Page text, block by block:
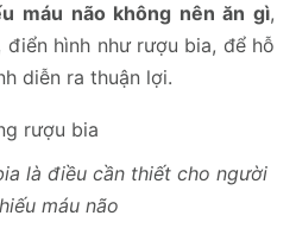
máu não không nên ăn gì,
hình như rượu bia, để hỗ
diễn ra thuận lợi.
là điều cần thiết cho người
máu não